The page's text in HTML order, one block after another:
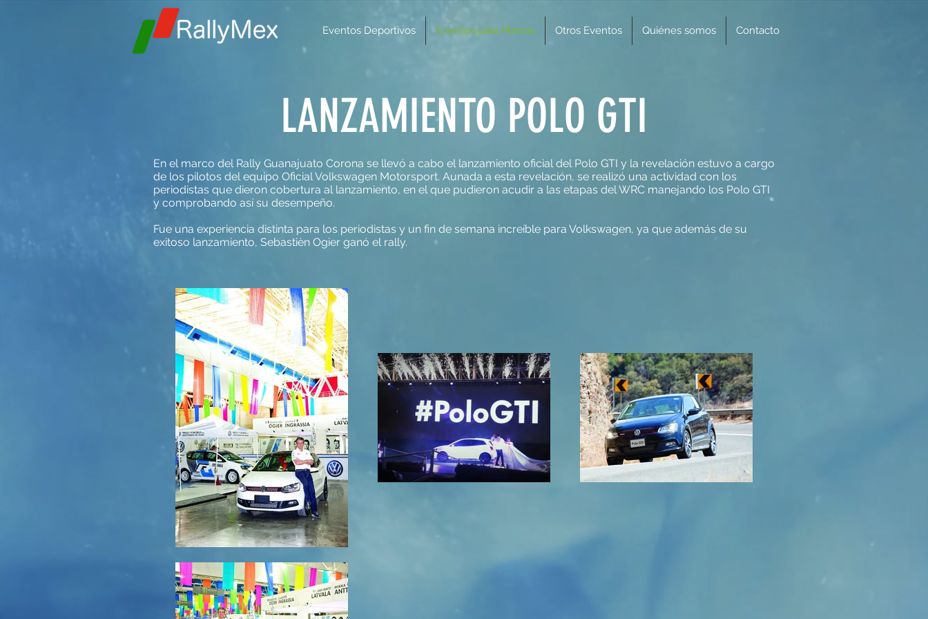
Eventos Deportivos Eventos para Marcas Otros Eventos Quiénes somos Contacto
LANZAMIENTO POLO GTI
En el marco del Rally Guanajuato Corona se llevó a cabo el lanzamiento oficial del Polo GTI y la revelación estuvo a cargo
de los pilotos del equipo Oficial Volkswagen Motorsport. Aunada a esta revelación, se realizó una actividad con los
periodistas que dieron cobertura al lanzamiento, en el que pudieron acudir a las etapas del WRC manejando los Polo GTI
y comprobando así su desempeño.
Fue una experiencia distinta para los periodistas y un fin de semana increíble para Volkswagen, ya que además de su
exitoso lanzamiento, Sebastièn Ogier ganó el rally.